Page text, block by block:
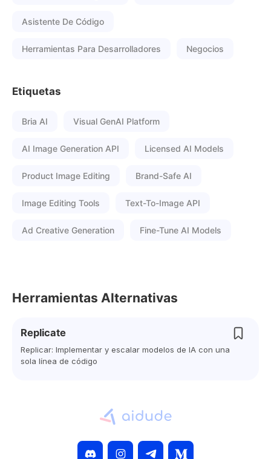
Asistente De Código
Herramientas Para Desarrolladores Negocios
Etiquetas
Bria AI Visual GenAI Platform
AI Image Generation API Licensed AI Models
Product Image Editing Brand-Safe AI
Image Editing Tools Text-To-Image API
Ad Creative Generation Fine-Tune AI Models
Herramientas Alternativas
Replicate
Replicar: Implementar y escalar modelos de IA con una
sola línea de código